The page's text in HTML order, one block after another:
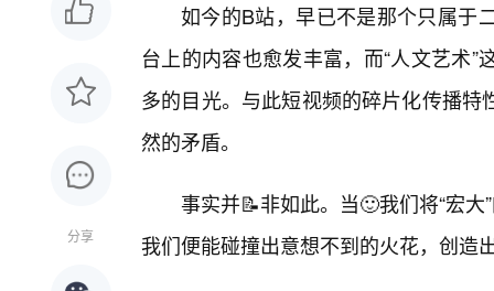
分享
如今的B站，早已不是那个只属于
台上的内容也愈发丰富，而“人文艺术
多的目光。与此短视频的碎片化传播
然的矛盾。
事实并📝非如此。当🙂我们将“宏
我们便能碰撞出意想不到的火花，创造